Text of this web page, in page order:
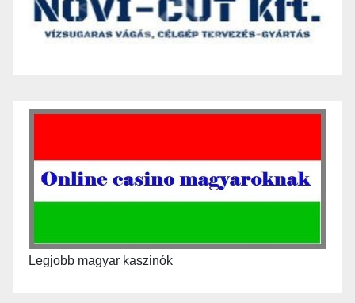
Legjobb magyar kaszinók